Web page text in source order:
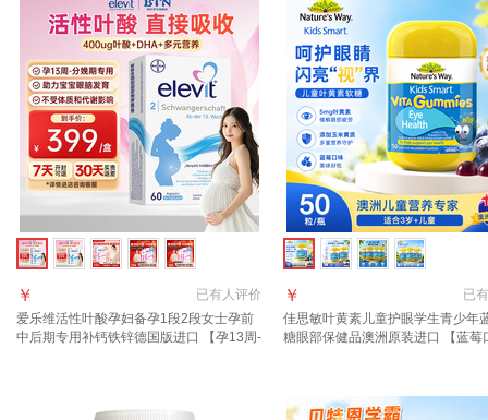
已有人评价
￥
爱乐维活性叶酸孕妇备孕1段2段女士孕前
中后期专用补钙铁锌德国版进口 【孕13周-
已有
￥
佳思敏叶黄素儿童护眼学生青少年
糖眼部保健品澳洲原装进口 【蓝莓